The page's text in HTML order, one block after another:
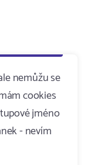
nemůžu se
cookies
jméno
- nevím